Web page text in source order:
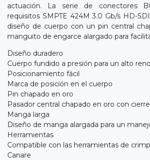
actuación. La serie de conectores
requisitos SMPTE 424M 3.0 Gb/s HD-
diseño de cuerpo con un pin central
manguito de engarce alargado para
Diseño duradero
Cuerpo fundido a presión para un alto
Posicionamiento fácil
Marca de posición en el cuerpo
Pin chapado en oro
Pasador central chapado en oro con
Manga larga
Diseño de manga alargada para un
Herramientas
Compatible con las herramientas de
Canare